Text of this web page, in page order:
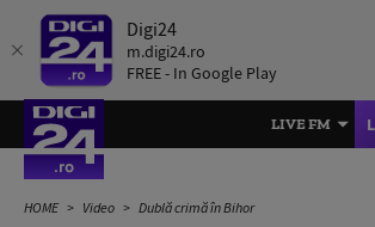
Digi24
m.digi24.ro
FREE - In Google Play
LIVE FM
HOME Video Dublă crimă în Bihor